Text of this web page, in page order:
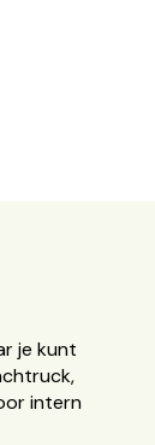
je kunt
intern